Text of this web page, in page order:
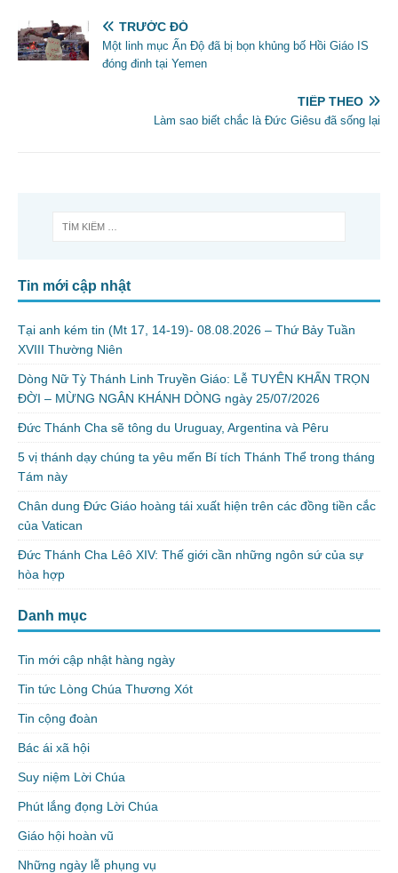
TRƯỚC ĐÓ
Một linh mục Ấn Độ đã bị bọn khủng bố Hồi Giáo IS
đóng đinh tại Yemen
TIẾP THEO
Làm sao biết chắc là Đức Giêsu đã sống lại
Tin mới cập nhật
Tại anh kém tin (Mt 17, 14-19)- 08.08.2026 – Thứ Bảy Tuần
XVIII Thường Niên
Dòng Nữ Tỳ Thánh Linh Truyền Giáo: Lễ TUYÊN KHẤN TRỌN
ĐỜI – MỪNG NGÂN KHÁNH DÒNG ngày 25/07/2026
Đức Thánh Cha sẽ tông du Uruguay, Argentina và Pêru
5 vị thánh dạy chúng ta yêu mến Bí tích Thánh Thể trong tháng
Tám này
Chân dung Đức Giáo hoàng tái xuất hiện trên các đồng tiền cắc
của Vatican
Đức Thánh Cha Lêô XIV: Thế giới cần những ngôn sứ của sự
hòa hợp
Danh mục
Tin mới cập nhật hàng ngày
Tin tức Lòng Chúa Thương Xót
Tin cộng đoàn
Bác ái xã hội
Suy niệm Lời Chúa
Phút lắng đọng Lời Chúa
Giáo hội hoàn vũ
Những ngày lễ phụng vụ